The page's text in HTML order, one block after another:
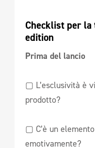
Checklist per
edition
Prima del lancio
▢ L’esclusività è
prodotto?
▢ C’è un
emotivamente?